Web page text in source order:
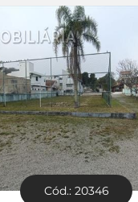
Cód.: 20346